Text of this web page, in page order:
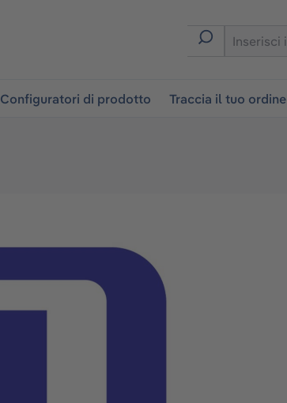
Configuratori di prodotto Traccia il tuo ordine